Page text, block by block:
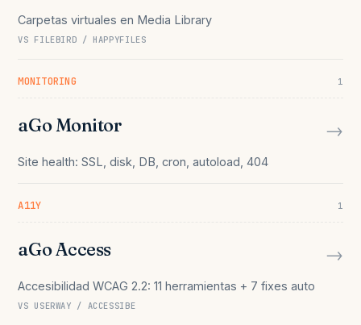
Carpetas virtuales en Media Library
VS FILEBIRD / HAPPYFILES
MONITORING 1
aGo Monitor
Site health: SSL, disk, DB, cron, autoload, 404
→
A11Y 1
aGo Access
Accesibilidad WCAG 2.2: 11 herramientas + 7 fixes auto
VS USERWAY / ACCESSIBE
→